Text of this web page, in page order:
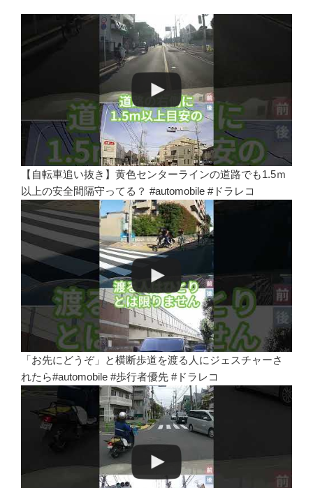
【自転車追い抜き】黄色センターラインの道路でも1.5ｍ
以上の安全間隔守ってる？ #automobile #ドラレコ
「お先にどうぞ」と横断歩道を渡る人にジェスチャーさ
れたら#automobile #歩行者優先 #ドラレコ